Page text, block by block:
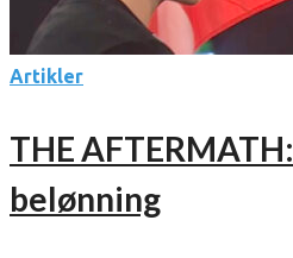
Artikler
THE
belønning